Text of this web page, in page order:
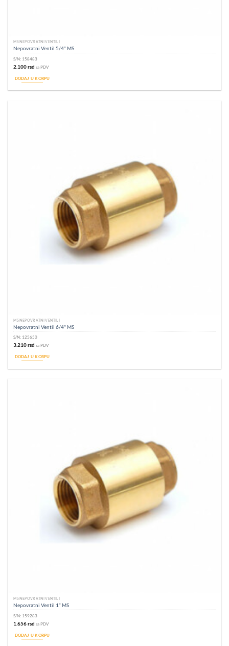
MS NEPOVRATNI VENTILI
Nepovratni Ventil 5/4″ MS
S/N: 158483
2.100rsd sa PDV
DODAJ U KORPU
MS NEPOVRATNI VENTILI
Nepovratni Ventil 6/4″ MS
S/N: 125650
3.210rsd sa PDV
DODAJ U KORPU
MS NEPOVRATNI VENTILI
Nepovratni Ventil 1″ MS
S/N: 159283
1.656rsd sa PDV
DODAJ U KORPU